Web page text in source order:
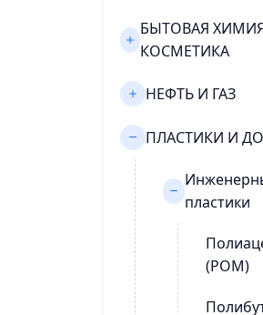
БЫТОВАЯ
КОСМЕТИКА
НЕФТЬ И ГАЗ
ПЛАСТИКИ И
пластики
(POM)